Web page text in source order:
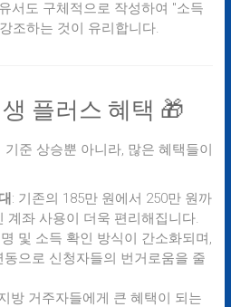
서도 구체적으로 작성하여 "소득
조하는 것이 유리합니다.
플러스 혜택 🎁
준 상승뿐 아니라, 많은 혜택들이
: 기존의 185만 원에서 250만 원까
계좌 사용이 더욱 편리해집니다.
및 소득 확인 방식이 간소화되며,
으로 신청자들의 번거로움을 줄
방 거주자들에게 큰 혜택이 되는